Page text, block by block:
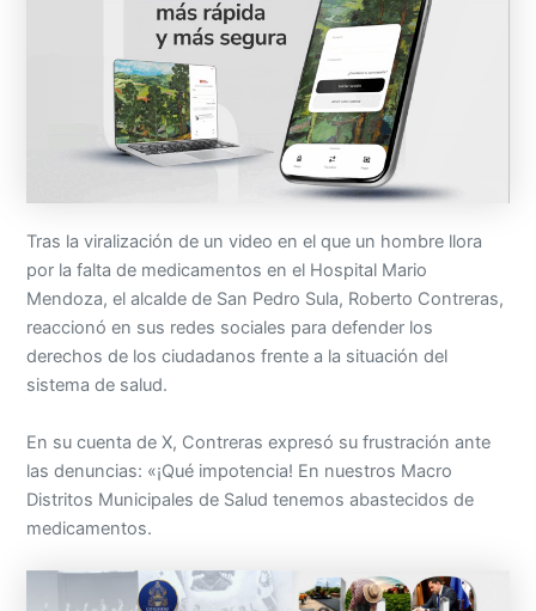
Tras la viralización de un video en el que un hombre llora
por la falta de medicamentos en el Hospital Mario
Mendoza, el alcalde de San Pedro Sula, Roberto Contreras,
reaccionó en sus redes sociales para defender los
derechos de los ciudadanos frente a la situación del
sistema de salud.
En su cuenta de X, Contreras expresó su frustración ante
las denuncias: «¡Qué impotencia! En nuestros Macro
Distritos Municipales de Salud tenemos abastecidos de
medicamentos.